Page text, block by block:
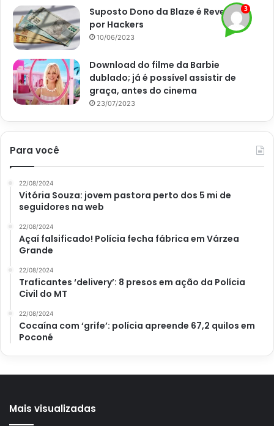
3. Chá Verde
A nutricionista ainda fala sobre o chá verde e, segundo a
mesma, essa bebida tem efeitos antioxidantes e anti-
inflamatórios. Por isso, ela auxilia no equilíbrio do corpo
contra as toxinas que se acumulam nas células no dia a
dia. Além disso, essa e um das opções mais famosas, hoje
Outros chás para consumir
pela manhã
Além dessas opções dechás para consumir pela manhã
existem outras opções para quem quer mais disposição
pela manhã sem usar o café. Por exemplo, o chá branco, o
de gengibre e o de canela com gengibre. Então, escolha o
qual mais gostou.
Suposto Dono da Blaze é Revelado
por Hackers
10/06/2023
Download do filme da Barbie
dublado; já é possível assistir de
graça, antes do cinema
23/07/2023
Para você
22/08/2024
Vitória Souza: jovem pastora perto dos 5 mi de
seguidores na web
22/08/2024
Açaí falsificado! Polícia fecha fábrica em Várzea
Grande
22/08/2024
Traficantes ‘delivery’: 8 presos em ação da Polícia
Civil do MT
22/08/2024
Cocaína com ‘grife’: polícia apreende 67,2 quilos em
Poconé
Mais visualizadas